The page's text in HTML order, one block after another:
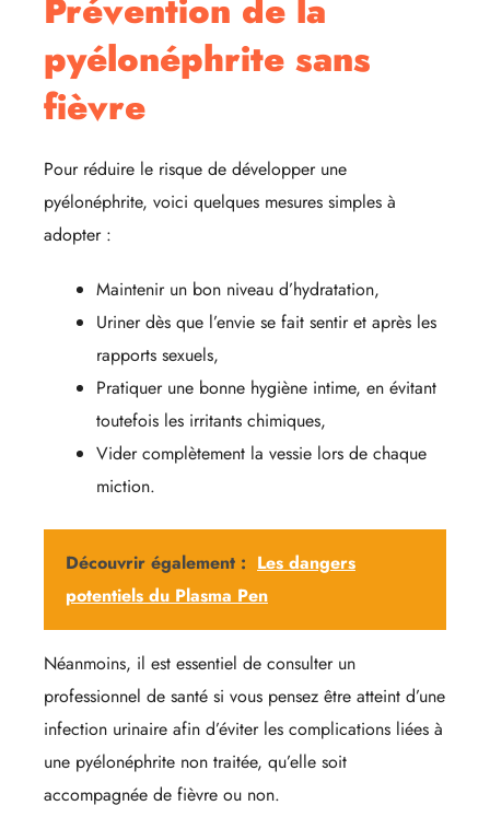
Prévention de la
pyélonéphrite sans
fièvre
Pour réduire le risque de développer une
pyélonéphrite, voici quelques mesures simples à
adopter :
Maintenir un bon niveau d’hydratation,
Uriner dès que l’envie se fait sentir et après les
rapports sexuels,
Pratiquer une bonne hygiène intime, en évitant
toutefois les irritants chimiques,
Vider complètement la vessie lors de chaque
miction.
Découvrir également : Les dangers
potentiels du Plasma Pen
Néanmoins, il est essentiel de consulter un
professionnel de santé si vous pensez être atteint d’une
infection urinaire afin d’éviter les complications liées à
une pyélonéphrite non traitée, qu’elle soit
accompagnée de fièvre ou non.